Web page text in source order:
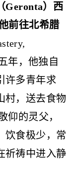
Geronta）西
前往北希腊
年，他独自
许多青年求
村，送去食物
仰的灵父，
饮食极少，常
祈祷中进入静